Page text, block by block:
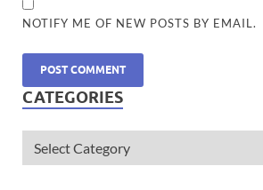
NOTIFY ME OF NEW POSTS BY EMAIL.
CATEGORIES